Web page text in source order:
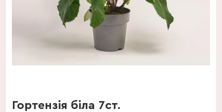
Гортензія біла 7ст.